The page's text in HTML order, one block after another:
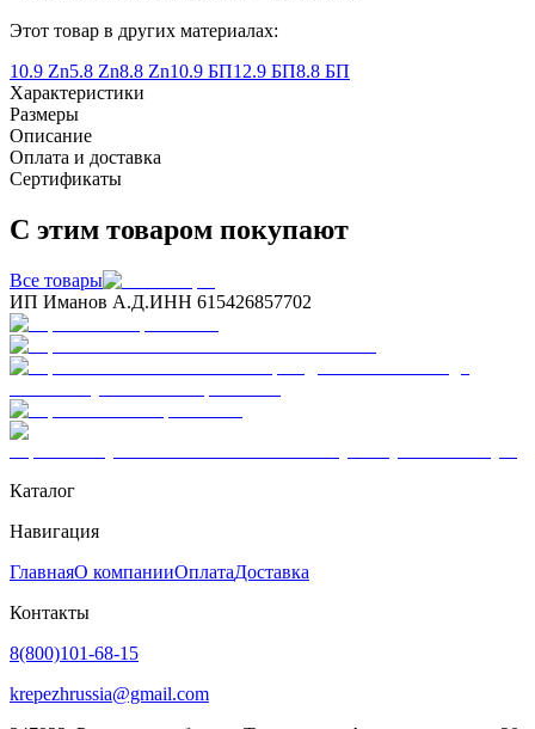
Этот товар в других материалах:
10.9 Zn5.8 Zn8.8 Zn10.9 БП12.9 БП8.8 БП
Характеристики
Размеры
Описание
Оплата и доставка
Сертификаты
С этим товаром покупают
Все товары
ИП Иманов А.Д.ИНН 615426857702
Каталог
Навигация
ГлавнаяО компанииОплатаДоставка
Контакты
8(800)101-68-15
krepezhrussia@gmail.com